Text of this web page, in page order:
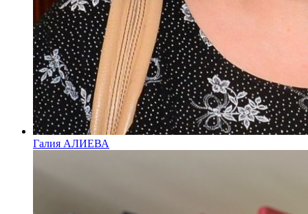
Галия АЛИЕВА